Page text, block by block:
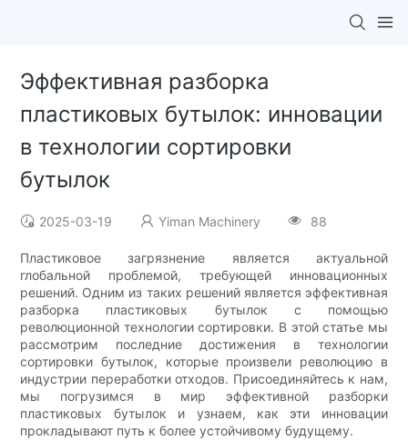
Эффективная разборка
пластиковых бутылок: инновации
в технологии сортировки
бутылок
2025-03-19 Yiman Machinery 88
Пластиковое загрязнение является актуальной
глобальной проблемой, требующей инновационных
решений. Одним из таких решений является эффективная
разборка пластиковых бутылок с помощью
революционной технологии сортировки. В этой статье мы
рассмотрим последние достижения в технологии
сортировки бутылок, которые произвели революцию в
индустрии переработки отходов. Присоединяйтесь к нам,
мы погрузимся в мир эффективной разборки
пластиковых бутылок и узнаем, как эти инновации
прокладывают путь к более устойчивому будущему.